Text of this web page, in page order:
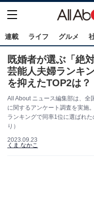
連載 ライフ グルメ
既婚者が選ぶ「絶
芸能人夫婦ランキ
を抑えたTOP2は？
All About ニュース編集部は、全
に関するアンケート調査を実施
ランキングで同率1位に選ばれ
り）
2023.09.23
くま なかこ